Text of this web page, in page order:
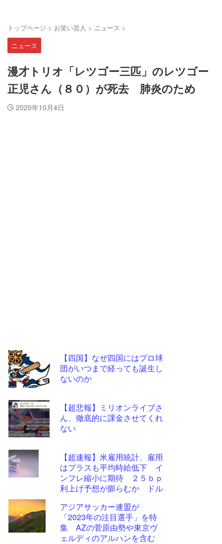
トップページ > お笑い芸人 > ニュース >
ニュース
漫才トリオ「レツゴー三匹」のレツゴー
正児さん（８０）が死去 肺炎のため
2020年10月4日
【四国】なぜ四国にはプロ球
団がいつまで経っても誕生し
ないのか
【超悲報】ミリオンライブさ
ん、徹底的に課金させてくれ
ない
【超速報】米雇用統計、雇用
はプラスも平均時給低下 イ
ンフレ縮小に期待 ２５ｂｐ
利上げ予想が膨らむか ドル
かに円高
アジアサッカー連盟が
「2023年の注目選手」を特
集 AZの菅原由勢や東京ヴ
ェルディのアルハンを含む
コテ
リン
- 固
定リ
ンク
更新
ツー